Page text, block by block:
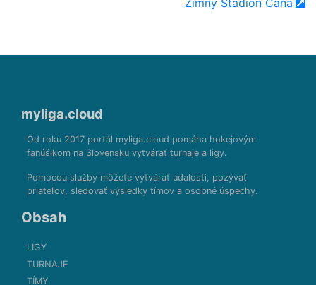
Zimný Štadión Čaňa
myliga.cloud
Od roku 2017 portál myliga.cloud pomáha hokejovým
fanúšikom na Slovensku vytvárať turnaje a ligy.
Pomocou služby môžete vytvárať udalosti, pozývať
priateľov, sledovať výsledky tímov a osobné úspechy.
Obsah
LIGY
TURNAJE
TÍMY